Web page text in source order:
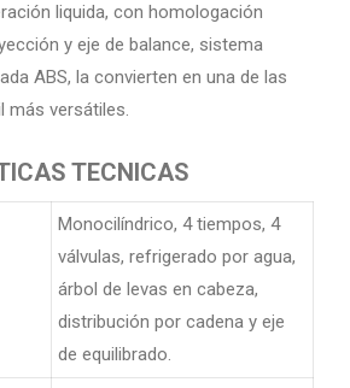
liquida, con homologación
y eje de balance, sistema
ABS, la convierten en una de las
más versátiles.
TECNICAS
Monocilíndrico, 4 tiempos, 4
válvulas, refrigerado por agua,
árbol de levas en cabeza,
distribución por cadena y eje
de equilibrado.